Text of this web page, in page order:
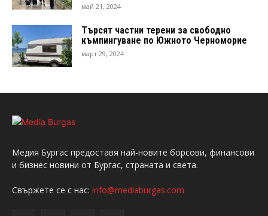
май 21, 2024
Търсят частни терени за свободно
къмпингуване по Южното Черноморие
март 29, 2024
Медия Бургас предоставя най-новите борсови, финансови
и бизнес новини от Бургас, страната и света.
Свържете се с нас: info@mediaburgas.com